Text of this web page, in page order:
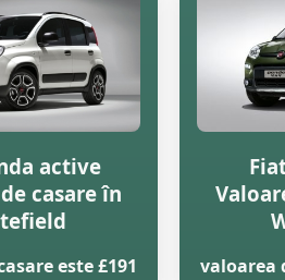
active
casare în
este £191 valoarea